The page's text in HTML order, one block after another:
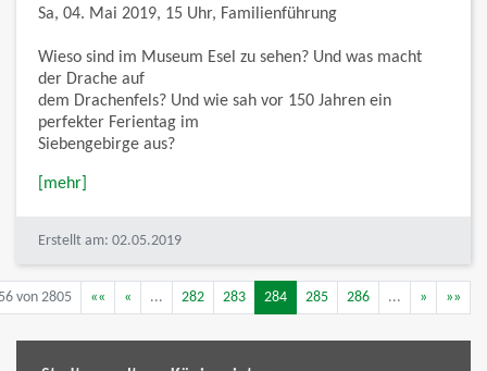
Sa, 04. Mai 2019, 15 Uhr, Familienführung
Wieso sind im Museum Esel zu sehen? Und was macht
der Drache auf
dem Drachenfels? Und wie sah vor 150 Jahren ein
perfekter Ferientag im
Siebengebirge aus?
[mehr]
Erstellt am: 02.05.2019
von 2805 «« « ... 282 283 284 285 286 ... » »»